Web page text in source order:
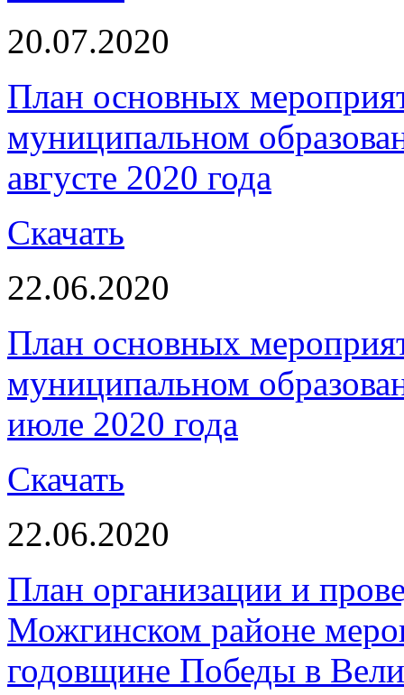
20.07.2020
План основных
муниципальном
августе 2020 года
Скачать
22.06.2020
План основных
муниципальном
июле 2020 года
Скачать
22.06.2020
План организации и
Можгинском районе
годовщине Победы в